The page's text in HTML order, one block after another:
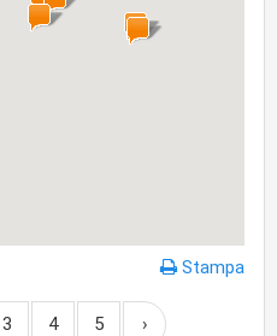
Stampa
3 4 5 ›